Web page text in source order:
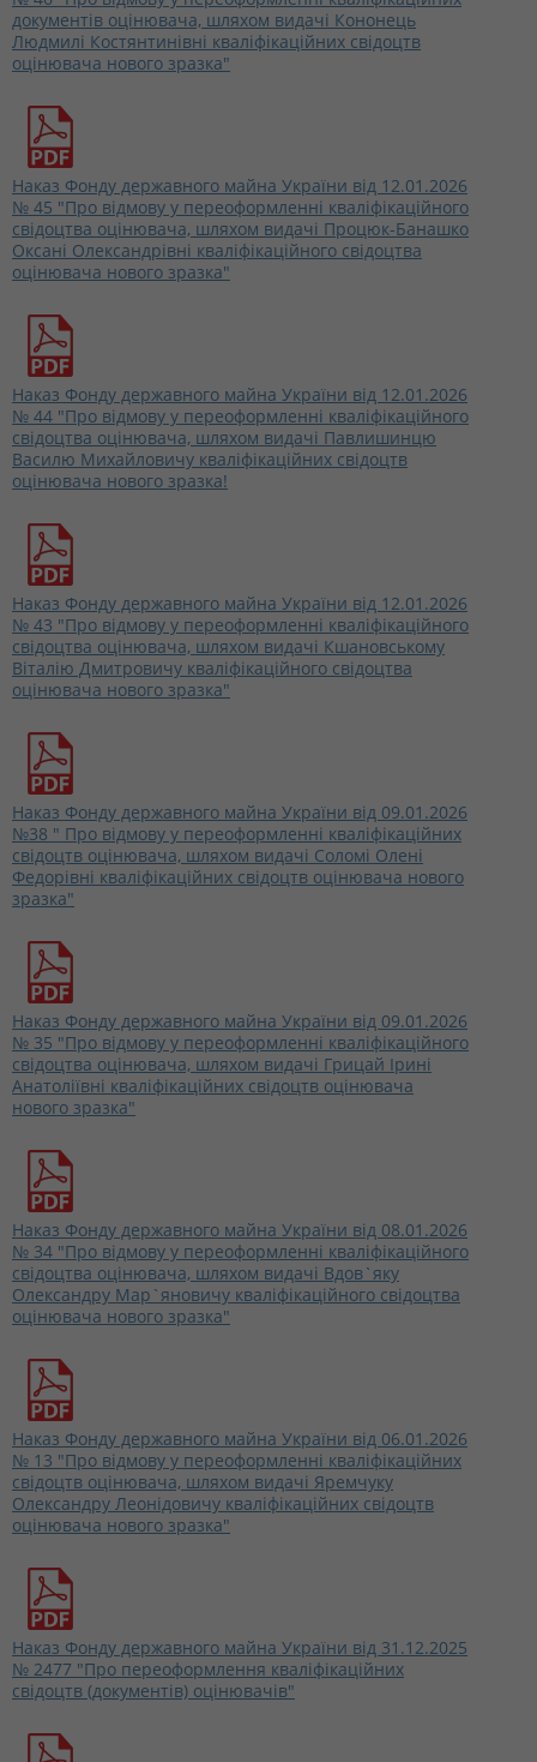
документів оцінювача, шляхом видачі Кононець
Людмилі Костянтинівні кваліфікаційних свідоцтв
оцінювача нового зразка"
Наказ Фонду державного майна України від 12.01.2026
№ 45 "Про відмову у переоформленні кваліфікаційного
свідоцтва оцінювача, шляхом видачі Процюк-Банашко
Оксані Олександрівні кваліфікаційного свідоцтва
оцінювача нового зразка"
Наказ Фонду державного майна України від 12.01.2026
№ 44 "Про відмову у переоформленні кваліфікаційного
свідоцтва оцінювача, шляхом видачі Павлишинцю
Василю Михайловичу кваліфікаційних свідоцтв
оцінювача нового зразка!
Наказ Фонду державного майна України від 12.01.2026
№ 43 "Про відмову у переоформленні кваліфікаційного
свідоцтва оцінювача, шляхом видачі Кшановському
Віталію Дмитровичу кваліфікаційного свідоцтва
оцінювача нового зразка"
Наказ Фонду державного майна України від 09.01.2026
№38 " Про відмову у переоформленні кваліфікаційних
свідоцтв оцінювача, шляхом видачі Соломі Олені
Федорівні кваліфікаційних свідоцтв оцінювача нового
зразка"
Наказ Фонду державного майна України від 09.01.2026
№ 35 "Про відмову у переоформленні кваліфікаційного
свідоцтва оцінювача, шляхом видачі Грицай Ірині
Анатоліївні кваліфікаційних свідоцтв оцінювача
нового зразка"
Наказ Фонду державного майна України від 08.01.2026
№ 34 "Про відмову у переоформленні кваліфікаційного
свідоцтва оцінювача, шляхом видачі Вдов`яку
Олександру Мар`яновичу кваліфікаційного свідоцтва
оцінювача нового зразка"
Наказ Фонду державного майна України від 06.01.2026
№ 13 "Про відмову у переоформленні кваліфікаційних
свідоцтв оцінювача, шляхом видачі Яремчуку
Олександру Леонідовичу кваліфікаційних свідоцтв
оцінювача нового зразка"
Наказ Фонду державного майна України від 31.12.2025
№ 2477 "Про переоформлення кваліфікаційних
свідоцтв (документів) оцінювачів"